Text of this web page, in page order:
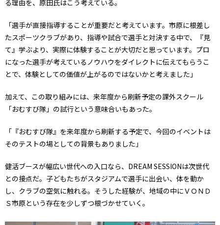
る理由を、原田氏はこう考えている。
「選手が直接指導することが重要だと考えています。市原に根差し
たスポーツクラブがあり、指導や試合で選手と対決する中で、『見
て』学ぶより、実際に体験することが大切だと思っています。プロ
になった選手が考えているノウハウをダイレクトに伝えてもらうこ
とで、体験としての価値が上がるのではないかと考えました」
加えて、この取り組みには、来年度から刷新予定の課外スクール
「おむすび隊」の試行という意味合いもあった。
「『おむすび隊』を来年度から刷新する予定で、今回のイベントは
そのテストの場としての背景もありました」
健活ブースが幅広い世代への入口なら、DREAM SESSIONは次世代
との接点だ。子どもたちがスタジアムで選手に出会い、体を動か
し、クラブの空気に触れる。そうした経験が、地域の中にＶＯＮＤ
Ｓ市原という存在を少しずつ根づかせていく。